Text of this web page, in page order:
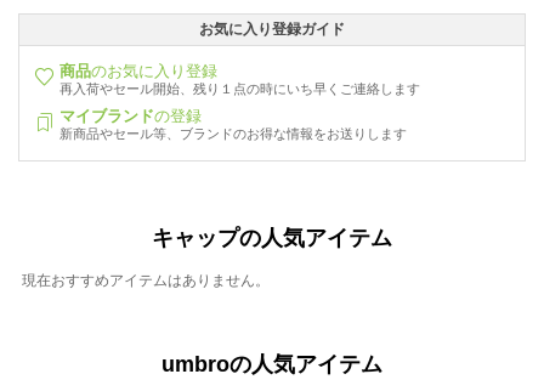
お気に入り登録ガイド
商品のお気に入り登録
再入荷やセール開始、残り１点の時にいち早くご連絡します
マイブランドの登録
新商品やセール等、ブランドのお得な情報をお送りします
キャップの人気アイテム
現在おすすめアイテムはありません。
umbroの人気アイテム